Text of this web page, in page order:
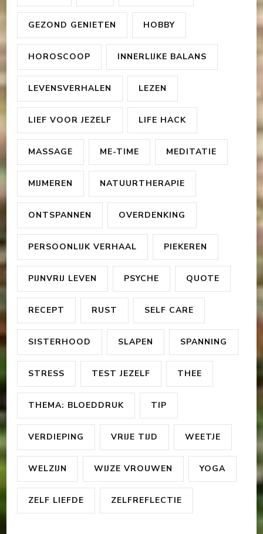
GEZOND GENIETEN HOBBY
HOROSCOOP INNERLIJKE BALANS
LEVENSVERHALEN LEZEN
LIEF VOOR JEZELF LIFE HACK
MASSAGE ME-TIME MEDITATIE
MIJMEREN NATUURTHERAPIE
ONTSPANNEN OVERDENKING
PERSOONLIJK VERHAAL PIEKEREN
PIJNVRIJ LEVEN PSYCHE QUOTE
RECEPT RUST SELF CARE
SISTERHOOD SLAPEN SPANNING
STRESS TEST JEZELF THEE
THEMA: BLOEDDRUK TIP
VERDIEPING VRIJE TIJD WEETJE
WELZIJN WIJZE VROUWEN YOGA
ZELF LIEFDE ZELFREFLECTIE